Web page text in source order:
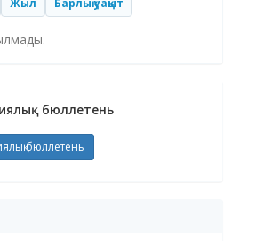
Жыл Барлық уақыт
бюллетень
бюллетень